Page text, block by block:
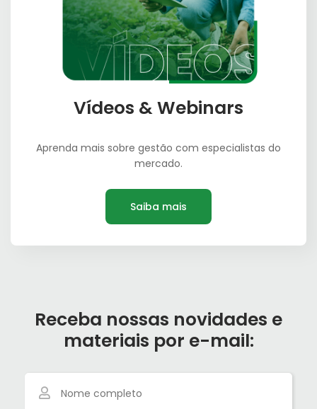
Vídeos & Webinars
Aprenda mais sobre gestão com especialistas do
mercado.
Saiba mais
Receba nossas novidades e
materiais por e-mail: